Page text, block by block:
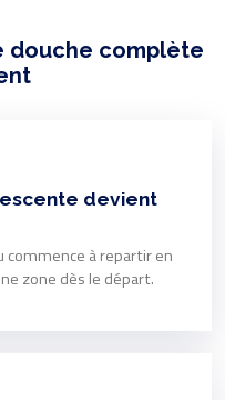
douche complète
devient
commence à repartir en
zone dès le départ.